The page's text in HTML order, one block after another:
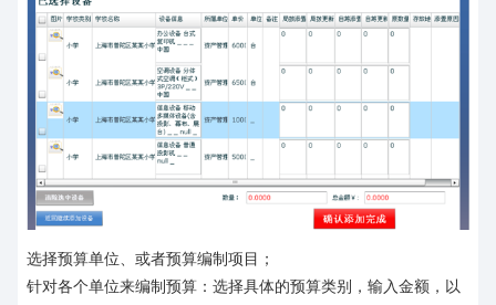
选择预算单位、或者预算编制项目；
针对各个单位来编制预算：选择具体的预算类别，输入金额，以